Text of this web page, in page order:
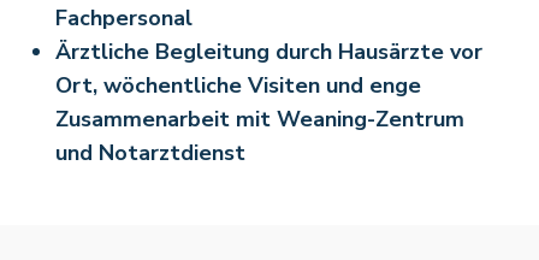
Fachpersonal
Ärztliche Begleitung durch Hausärzte vor
Ort, wöchentliche Visiten und enge
Zusammenarbeit mit Weaning-Zentrum
und Notarztdienst